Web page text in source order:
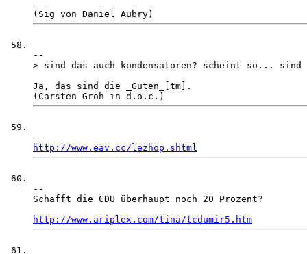
--
> sind das auch kondensatoren? scheint so...
Ja, das sind die _Guten_[tm].
http://www.eav.cc/lezhop.shtml
--
Schafft die CDU überhaupt noch 20 Prozent?
http://www.ariplex.com/tina/tcdumir5.htm